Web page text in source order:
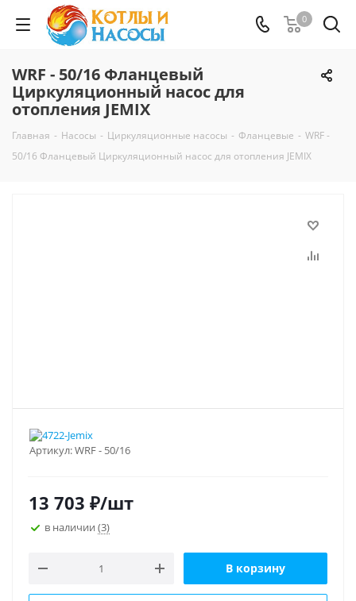
0
WRF - 50/16 Фланцевый
Циркуляционный насос для
отопления JEMIX
Главная - Насосы - Циркуляционные насосы - Фланцевые - WRF -
50/16 Фланцевый Циркуляционный насос для отопления JEMIX
Артикул:WRF - 50/16
13 703 ₽/шт
в наличии (3)
В корзину